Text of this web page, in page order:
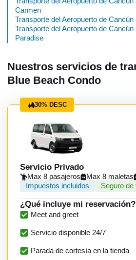
Carmen
Transporte del Aeropuerto de
Transporte del Aeropuerto de
Paradise
Nuestros servicios de
Blue Beach Condo
30% DESC
Servicio Privado
Max 8 pasajeros Max 8 maletas
Impuestos incluidos
Seguro de
¿Qué incluye mi reservación?
Meet and greet
Servicio disponible 24/7
Parada de cortesía en la tienda